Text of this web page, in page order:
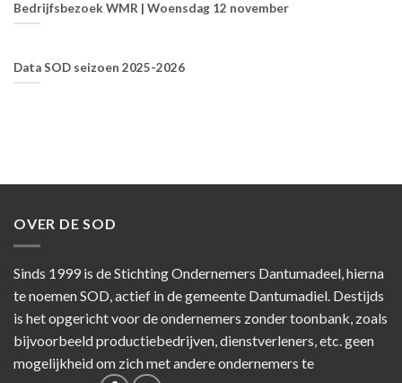
Bedrijfsbezoek WMR | Woensdag 12 november
Data SOD seizoen 2025-2026
OVER DE SOD
Sinds 1999 is de Stichting Ondernemers Dantumadeel, hierna
te noemen SOD, actief in de gemeente Dantumadiel. Destijds
is het opgericht voor de ondernemers zonder toonbank, zoals
bijvoorbeeld productiebedrijven, dienstverleners, etc. geen
mogelijkheid om zich met andere ondernemers te